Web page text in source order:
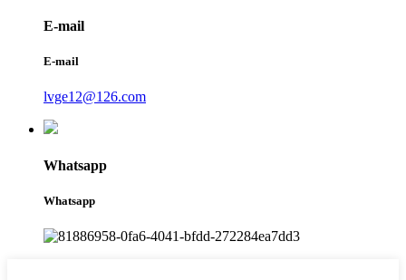
E-mail
E-mail
lvge12@126.com
Whatsapp
Whatsapp